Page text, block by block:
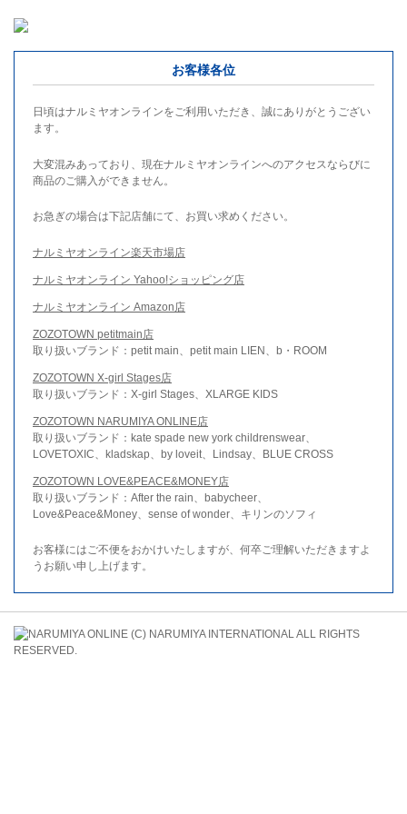
お客様各位
日頃はナルミヤオンラインをご利用いただき、誠にありがとうござい
ます。
大変混みあっており、現在ナルミヤオンラインへのアクセスならびに
商品のご購入ができません。
お急ぎの場合は下記店舗にて、お買い求めください。
ナルミヤオンライン楽天市場店
ナルミヤオンライン Yahoo!ショッピング店
ナルミヤオンライン Amazon店
ZOZOTOWN petitmain店
取り扱いブランド：petit main、petit main LIEN、b・ROOM
ZOZOTOWN X-girl Stages店
取り扱いブランド：X-girl Stages、XLARGE KIDS
ZOZOTOWN NARUMIYA ONLINE店
取り扱いブランド：kate spade new york childrenswear、
LOVETOXIC、kladskap、by loveit、Lindsay、BLUE CROSS
ZOZOTOWN LOVE&PEACE&MONEY店
取り扱いブランド：After the rain、babycheer、
Love&Peace&Money、sense of wonder、キリンのソフィ
お客様にはご不便をおかけいたしますが、何卒ご理解いただきますよ
うお願い申し上げます。